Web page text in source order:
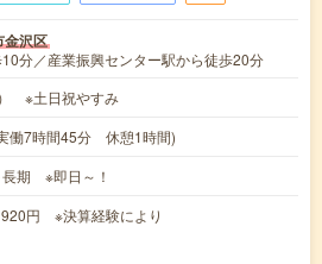
金沢区
分／産業振興センター駅から徒歩20分
※土日祝やすみ
働7時間45分 休憩1時間)
長期 ※即日～！
円 ※決算経験により